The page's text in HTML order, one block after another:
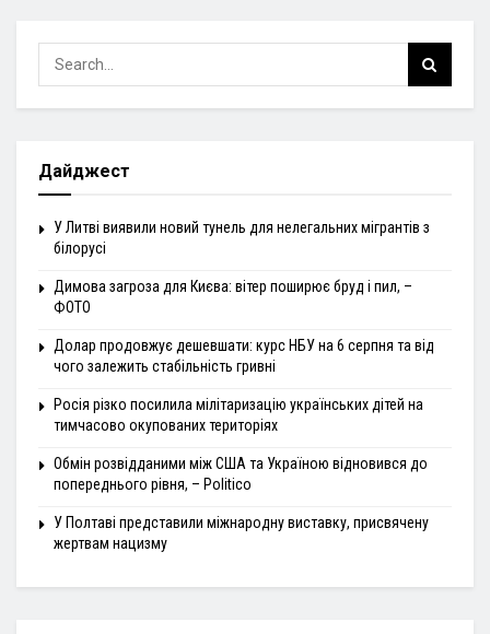
Дайджест
У Литві виявили новий тунель для нелегальних мігрантів з
білорусі
Димова загроза для Києва: вітер поширює бруд і пил, –
ФОТО
Долар продовжує дешевшати: курс НБУ на 6 серпня та від
чого залежить стабільність гривні
Росія різко посилила мілітаризацію українських дітей на
тимчасово окупованих територіях
Обмін розвідданими між США та Україною відновився до
попереднього рівня, – Politico
У Полтаві представили міжнародну виставку, присвячену
жертвам нацизму